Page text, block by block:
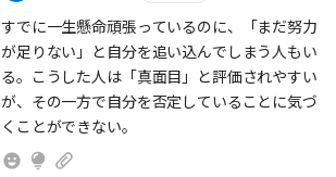
もっと読む
すでに一生懸命頑張っているのに、「まだ努力
が足りない」と自分を追い込んでしまう人もい
る。こうした人は「真面目」と評価されやすい
が、その一方で自分を否定していることに気づ
くことができない。